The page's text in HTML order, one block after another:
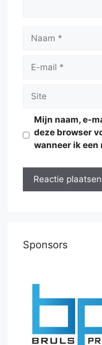
Naam
Site
Mijn naam, e-
deze browser
wanneer ik
Sponsors